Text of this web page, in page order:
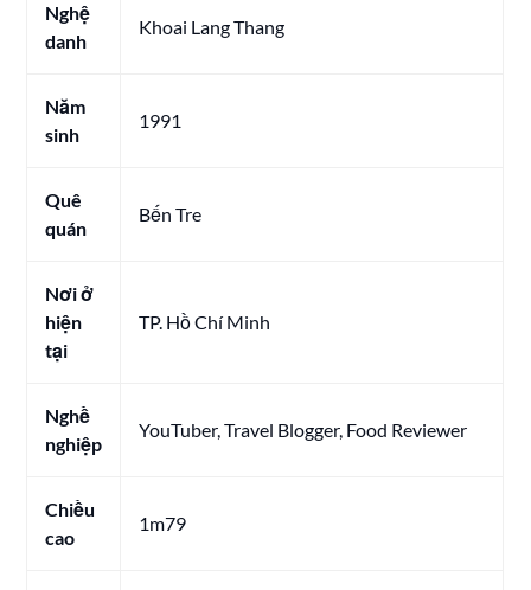
Nghệ
danh
Khoai Lang Thang
Năm
sinh
1991
Quê
quán
Bến Tre
Nơi ở
hiện
tại
TP. Hồ Chí Minh
Nghề
nghiệp
YouTuber, Travel Blogger, Food Reviewer
Chiều
cao
1m79